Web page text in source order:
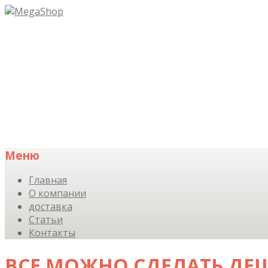
Меню
Skip
content
Главная
О компании
доставка
Статьи
Контакты